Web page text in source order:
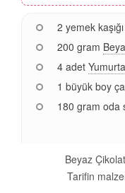
2 yemek kaşığı
200 gram
4 adet Yumurta
1 büyük boy
180 gram oda
Beyaz
Tarifin